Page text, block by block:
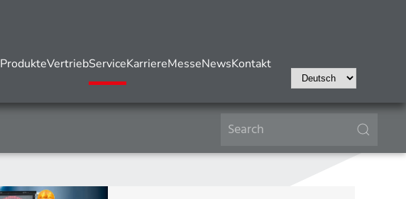
ProdukteVertriebServiceKarriereMesseNewsKontakt
Wählen
Sie
eine
Kataloge